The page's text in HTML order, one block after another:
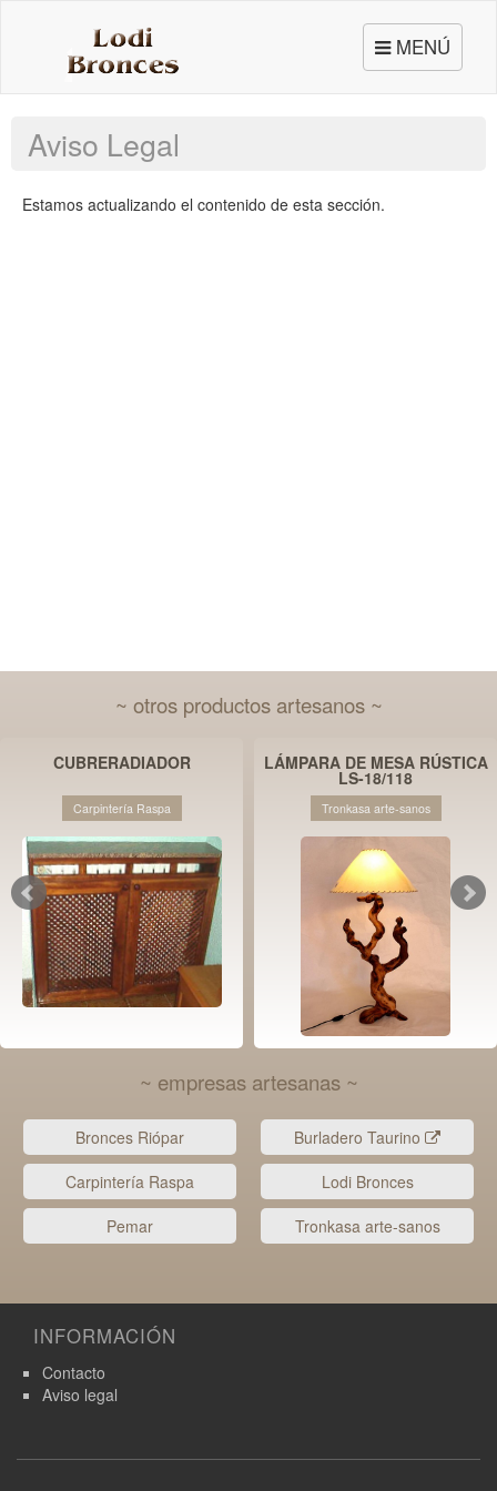
Toggle
navigation
MENÚ
Aviso Legal
Estamos actualizando el contenido de esta sección.
~ otros productos artesanos ~
CUBRERADIADOR
Carpintería Raspa
LÁMPARA DE MESA RÚSTICA
LS-18/118
Tronkasa arte-sanos
~ empresas artesanas ~
Bronces Riópar
Burladero Taurino
Carpintería Raspa
Lodi Bronces
Pemar
Tronkasa arte-sanos
INFORMACIÓN
Contacto
Aviso legal